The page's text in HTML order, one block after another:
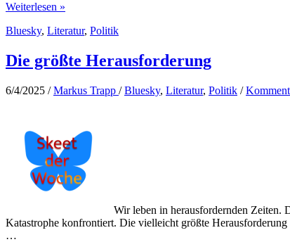
Journalismus
es
an
Einordnung
Weiterlesen »
Bluesky, Literatur, Politik
Die größte Herausforderung
6/4/2025 /Markus Trapp /Bluesky, Literatur, Politik /
Wir leben in herausfordernden Zeiten.
Katastrophe konfrontiert. Die vielleicht größte Herausforderung
…